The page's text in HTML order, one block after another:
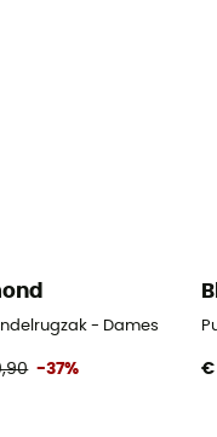
- Dames
-37% €